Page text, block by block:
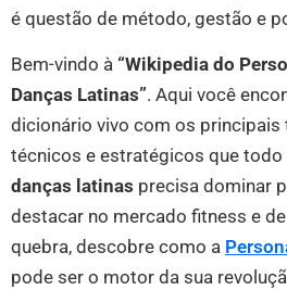
é questão de método, gestão e
Bem-vindo à “Wikipedia do
Danças Latinas”. Aqui você
dicionário vivo com os principais
técnicos e estratégicos que todo
danças latinas precisa dominar
destacar no mercado fitness e de
quebra, descobre como a
pode ser o motor da sua